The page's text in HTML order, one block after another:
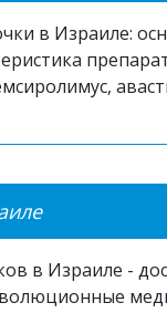
в Израиле:
в Израиле -